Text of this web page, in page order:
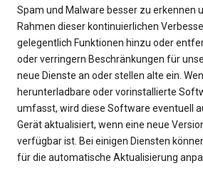
Spam und Malware besser zu erkennen
Rahmen dieser kontinuierlichen
gelegentlich Funktionen hinzu oder
oder verringern Beschränkungen für
neue Dienste an oder stellen alte ein.
herunterladbare oder vorinstallierte
umfasst, wird diese Software eventuell
Gerät aktualisiert, wenn eine neue
verfügbar ist. Bei einigen Diensten
für die automatische Aktualisierung